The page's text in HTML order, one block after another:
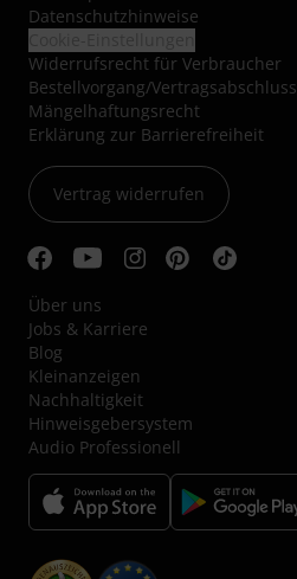
Datenschutzhinweise
Widerrufsrecht für Verbraucher
Bestellvorgang/Vertragsabschluss
Mängelhaftungsrecht
Erklärung zur Barrierefreiheit
Vertrag widerrufen
Über uns
Jobs & Karriere
Blog
Kleinanzeigen
Nachhaltigkeit
Hinweisgebersystem
Audio Professionell